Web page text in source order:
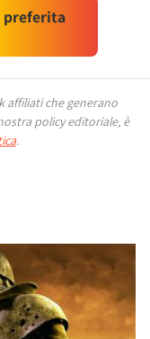
preferita
affiliati che generano
policy editoriale, è
.